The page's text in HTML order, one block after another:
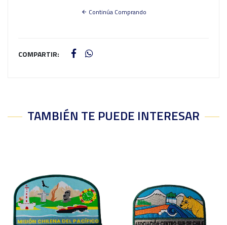
Continúa Comprando
COMPARTIR:
TAMBIÉN TE PUEDE INTERESAR